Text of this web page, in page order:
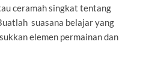
ceramah singkat tentang
suasana belajar yang
elemen permainan dan